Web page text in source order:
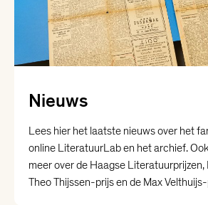
Nieuws
Lees hier het laatste nieuws over het
online LiteratuurLab en het archief.
meer over de Haagse
Theo Thijssen-prijs en de Max